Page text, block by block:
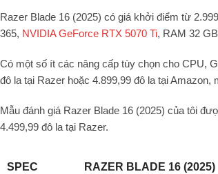
Razer Blade 16 (2025) có giá khởi điểm từ
365, NVIDIA GeForce RTX 5070 Ti, RAM 32
Có một số ít các nâng cấp tùy chọn cho CPU,
đô la tại Razer hoặc 4.899,99 đô la tại
Mẫu đánh giá Razer Blade 16 (2025) của tôi
4.499,99 đô la tại Razer.
SPEC RAZER BLADE 16 (2025)